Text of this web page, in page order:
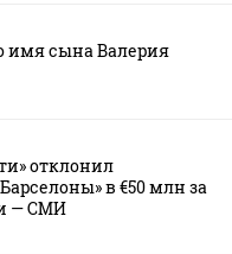
имя сына Валерия
отклонил
в €50 млн за
— СМИ